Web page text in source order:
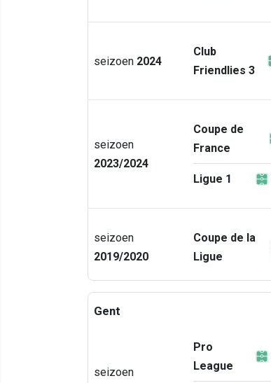
seizoen 2024
Club
Friendlies 3
seizoen
2023/2024
Coupe de
France
Ligue 1
seizoen
2019/2020
Coupe de la
Ligue
Gent
seizoen
Pro
League